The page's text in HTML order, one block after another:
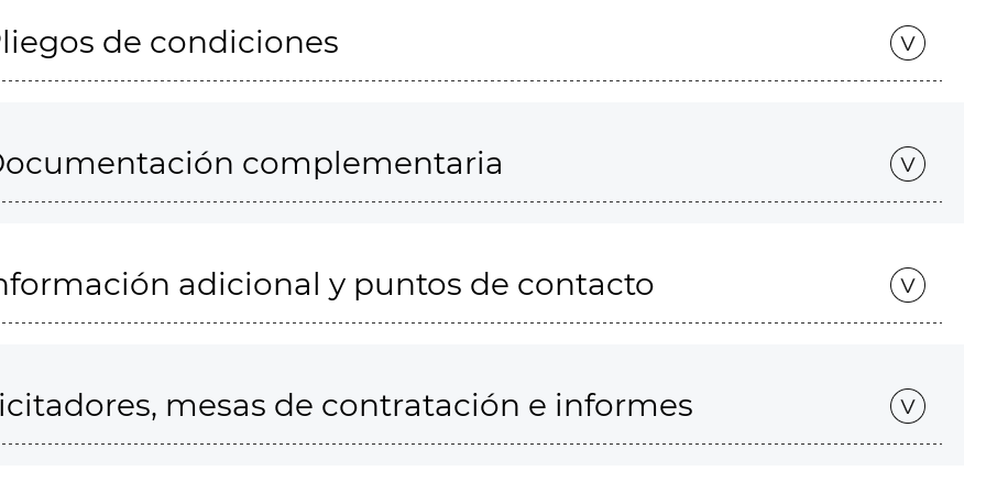
de condiciones
complementaria
adicional y puntos de contacto
mesas de contratación e informes